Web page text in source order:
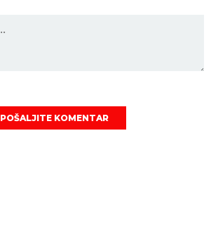
POŠALJITE KOMENTAR